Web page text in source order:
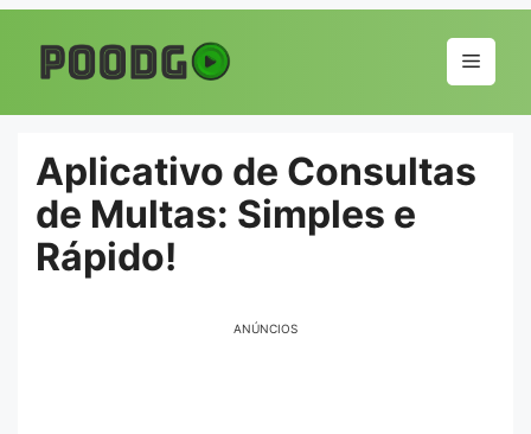
para
conteúdo
Menu
Aplicativo de Consultas
de Multas: Simples e
Rápido!
ANÚNCIOS